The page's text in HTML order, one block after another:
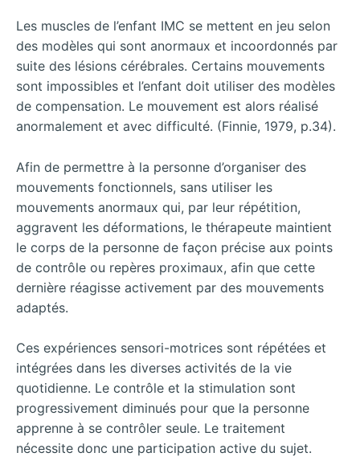
Les muscles de l’enfant IMC se mettent en jeu selon
des modèles qui sont anormaux et incoordonnés par
suite des lésions cérébrales. Certains mouvements
sont impossibles et l’enfant doit utiliser des modèles
de compensation. Le mouvement est alors réalisé
anormalement et avec difficulté. (Finnie, 1979, p.34).
Afin de permettre à la personne d’organiser des
mouvements fonctionnels, sans utiliser les
mouvements anormaux qui, par leur répétition,
aggravent les déformations, le thérapeute maintient
le corps de la personne de façon précise aux points
de contrôle ou repères proximaux, afin que cette
dernière réagisse activement par des mouvements
adaptés.
Ces expériences sensori-motrices sont répétées et
intégrées dans les diverses activités de la vie
quotidienne. Le contrôle et la stimulation sont
progressivement diminués pour que la personne
apprenne à se contrôler seule. Le traitement
nécessite donc une participation active du sujet.